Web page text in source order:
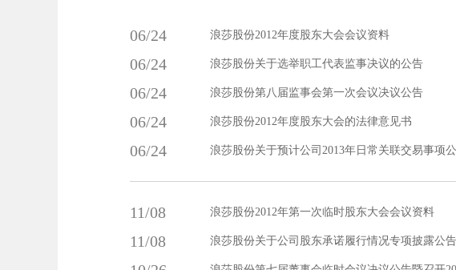
06/24 浪莎股份2012年度股东大会会议资料
06/24 浪莎股份关于选举职工代表监事决议的公告
06/24 浪莎股份第八届监事会第一次会议决议公告
06/24 浪莎股份2012年度股东大会的法律意见书
06/24 浪莎股份关于预计公司2013年日常关联交易事项
11/08 浪莎股份2012年第一次临时股东大会会议资料
11/08 浪莎股份关于公司股东承诺履行情况专项披露公告